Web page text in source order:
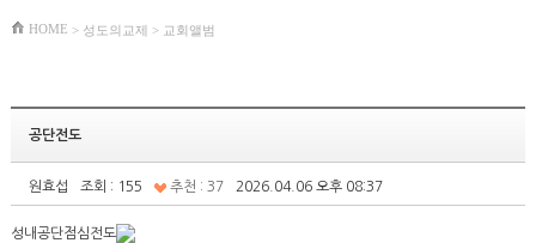
HOME > 성도의교제 > 교회앨범
공단전도
원효섭 조회 : 155 추천 : 37 2026.04.06 오후 08:37
성내공단점심전도